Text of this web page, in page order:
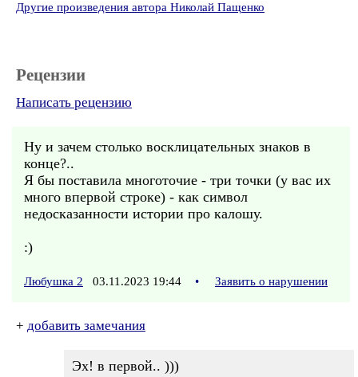
Другие произведения автора Николай Пащенко
Рецензии
Написать рецензию
Ну и зачем столько восклицательных знаков в
конце?..
Я бы поставила многоточие - три точки (у вас их
много впервой строке) - как символ
недосказанности истории про калошу.
:)
Любушка 2 03.11.2023 19:44 • Заявить о нарушении
+ добавить замечания
Эх! в первой.. )))